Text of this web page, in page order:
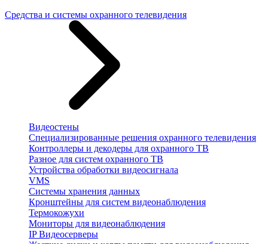
Средства и системы охранного телевидения
Видеостены
Специализированные решения охранного телевидения
Контроллеры и декодеры для охранного ТВ
Разное для систем охранного ТВ
Устройства обработки видеосигнала
VMS
Системы хранения данных
Кронштейны для систем видеонаблюдения
Термокожухи
Мониторы для видеонаблюдения
IP Видеосерверы